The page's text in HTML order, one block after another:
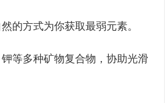
的方式为你获取最弱元素。
等多种矿物复合物，协助光滑